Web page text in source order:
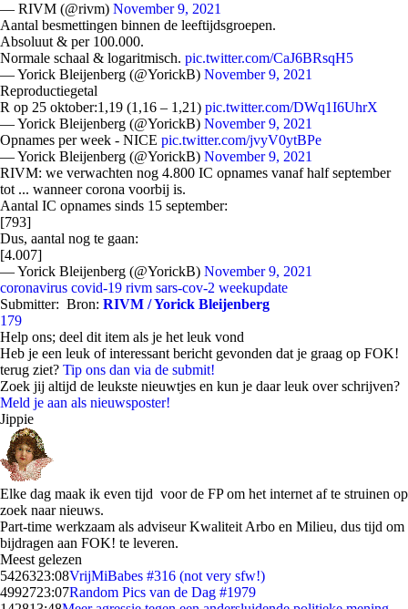
— RIVM (@rivm) November 9, 2021
Aantal besmettingen binnen de leeftijdsgroepen.
Absoluut & per 100.000.
Normale schaal & logaritmisch. pic.twitter.com/CaJ6BRsqH5
— Yorick Bleijenberg (@YorickB) November 9, 2021
Reproductiegetal
R op 25 oktober:1,19 (1,16 – 1,21) pic.twitter.com/DWq1I6UhrX
— Yorick Bleijenberg (@YorickB) November 9, 2021
Opnames per week - NICE pic.twitter.com/jvyV0ytBPe
— Yorick Bleijenberg (@YorickB) November 9, 2021
RIVM: we verwachten nog 4.800 IC opnames vanaf half september
tot ... wanneer corona voorbij is.
Aantal IC opnames sinds 15 september:
[793]
Dus, aantal nog te gaan:
[4.007]
— Yorick Bleijenberg (@YorickB) November 9, 2021
coronavirus covid-19 rivm sars-cov-2 weekupdate
Submitter: Bron: RIVM / Yorick Bleijenberg
179
Help ons; deel dit item als je het leuk vond
Heb je een leuk of interessant bericht gevonden dat je graag op FOK!
terug ziet? Tip ons dan via de submit!
Zoek jij altijd de leukste nieuwtjes en kun je daar leuk over schrijven?
Meld je aan als nieuwsposter!
Jippie
Elke dag maak ik even tijd voor de FP om het internet af te struinen op
zoek naar nieuws.
Part-time werkzaam als adviseur Kwaliteit Arbo en Milieu, dus tijd om
bijdragen aan FOK! te leveren.
Meest gelezen
5426323:08VrijMiBabes #316 (not very sfw!)
4992723:07Random Pics van de Dag #1979